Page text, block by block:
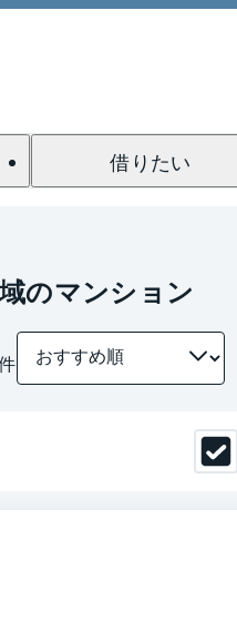
借りたい
のマンション